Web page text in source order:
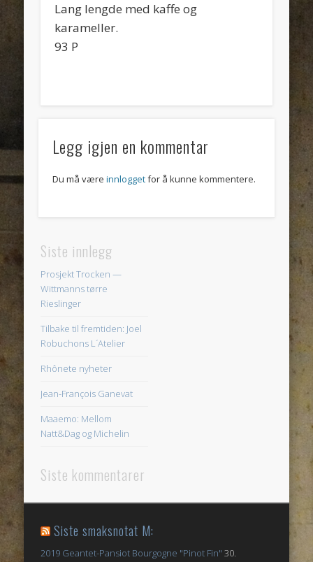
Lang lengde med kaffe og
karameller.
93 P
Legg igjen en kommentar
Du må væreinnloggetfor å kunne kommentere.
Siste innlegg
Prosjekt Trocken —
Wittmanns tørre
Rieslinger
Tilbake til fremtiden: Joel
Robuchons L´Atelier
Rhônete nyheter
Jean-François Ganevat
Maaemo: Mellom
Natt&Dag og Michelin
Siste kommentarer
Siste smaksnotat M:
2019 Geantet-Pansiot Bourgogne "Pinot Fin" 30.